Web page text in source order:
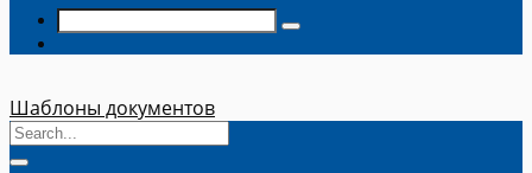
Шаблоны документов